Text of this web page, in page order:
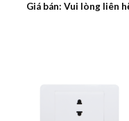
Giá bán: Vui lòng liên